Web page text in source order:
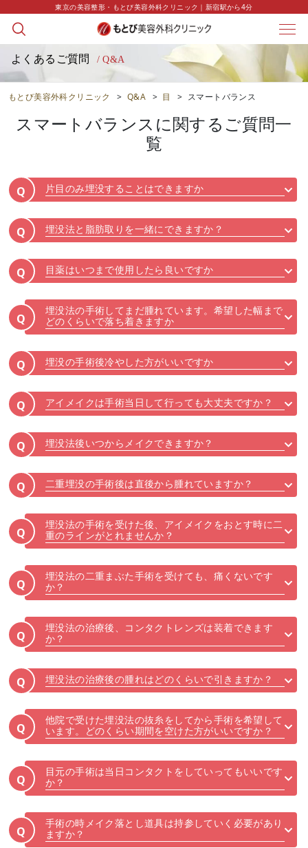
東京の美容整形・もとび美容外科クリニック｜新宿駅から4分
よくあるご質問 / Q&A
もとび美容外科クリニック > Q&A > 目 > スマートバランス
スマートバランス に関するご質問一
覧
Q 片目のみ埋没することはできますか
Q 埋没法と脂肪取りを一緒にできますか？
Q 目薬はいつまで使用したら良いですか
Q
埋没法の手術してまだ腫れています。希望した幅まで
どのくらいで落ち着きますか
Q 埋没の手術後冷やした方がいいですか
Q アイメイクは手術当日して行っても大丈夫ですか？
Q 埋没法後いつからメイクできますか？
Q 二重埋没の手術後は直後から腫れていますか？
Q
埋没法の手術を受けた後、アイメイクをおとす時に二
重のラインがとれませんか？
Q
埋没法の二重まぶた手術を受けても、痛くないです
か？
Q
埋没法の治療後、コンタクトレンズは装着できます
か？
Q 埋没法の治療後の腫れはどのくらいで引きますか？
Q
他院で受けた埋没法の抜糸をしてから手術を希望して
います。どのくらい期間を空けた方がいいですか？
Q
目元の手術は当日コンタクトをしていってもいいです
か？
Q
手術の時メイク落とし道具は持参していく必要があり
ますか？